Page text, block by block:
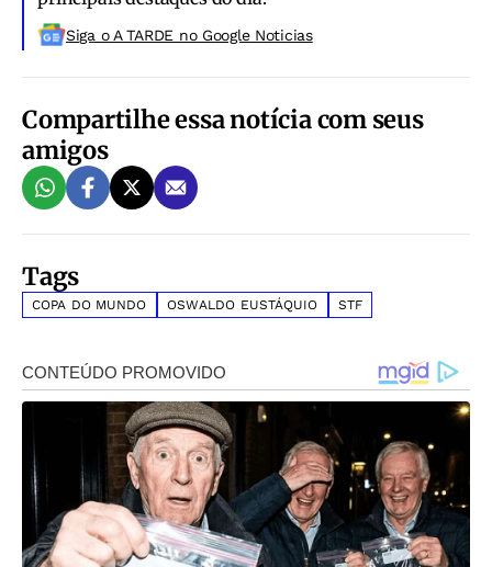
Siga o A TARDE no Google Noticias
Compartilhe essa notícia com seus
amigos
Tags
COPA DO MUNDO OSWALDO EUSTÁQUIO STF